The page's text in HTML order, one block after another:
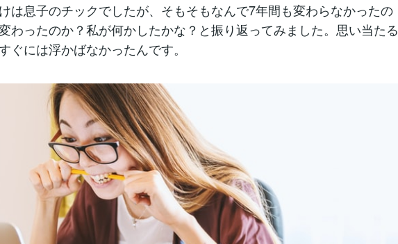
は息子のチックでしたが、そもそもなんで7年間も変わらなかったの
わったのか？私が何かしたかな？と振り返ってみました。思い当たる
ぐには浮かばなかったんです。